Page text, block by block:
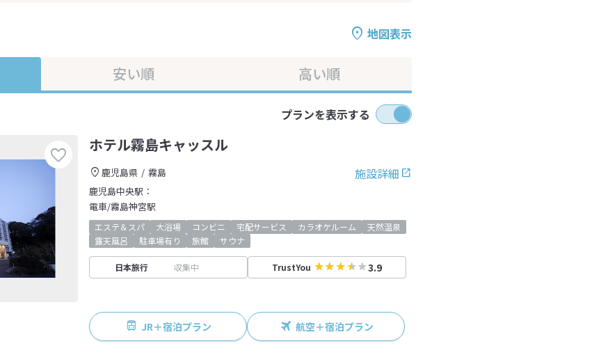
地図表示
安い順 高い順
プランを表示する
ホテル霧島キャッスル
施設詳細
鹿児島県
霧島
鹿児島中央駅：
電車/霧島神宮駅
エステ＆スパ 大浴場 コンビニ 宅配サービス カラオケルーム
天然温泉
露天風呂
駐車場有り 旅館 サウナ
日本旅行 収集中 TrustYou 3.9
JR＋宿泊プラン 航空＋宿泊プラン